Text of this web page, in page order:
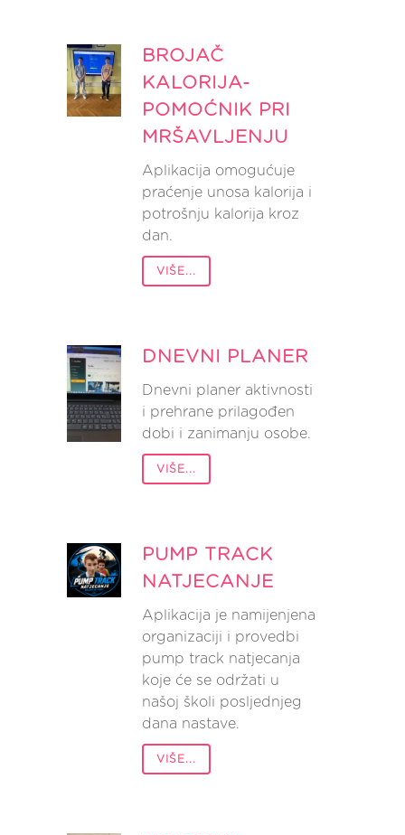
BROJAČ
KALORIJA-
POMOĆNIK PRI
MRŠAVLJENJU
Aplikacija omogućuje
praćenje unosa kalorija i
potrošnju kalorija kroz
dan.
VIŠE...
DNEVNI PLANER
Dnevni planer aktivnosti
i prehrane prilagođen
dobi i zanimanju osobe.
VIŠE...
PUMP TRACK
NATJECANJE
Aplikacija je namijenjena
organizaciji i provedbi
pump track natjecanja
koje će se održati u
našoj školi posljednjeg
dana nastave.
VIŠE...